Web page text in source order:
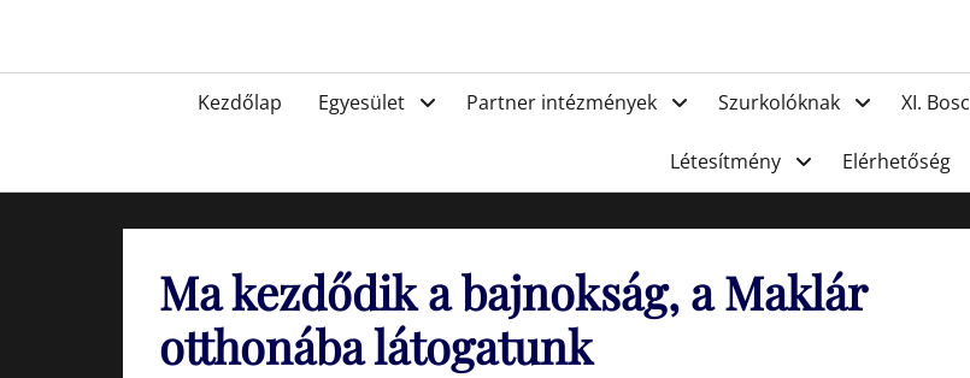
FC
PrimaryKezdőlap Egyesület Partner intézmények Szurkolóknak XI.
Létesítmény Elérhetőség
Ma kezdődik a bajnokság, a Maklár
otthonába látogatunk